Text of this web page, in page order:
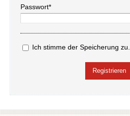
Passwort*
Ich stimme der Speicherung zu.